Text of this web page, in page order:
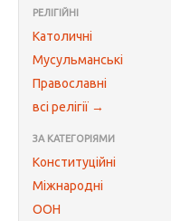
РЕЛІГІЙНІ
Католичні
Мусульманські
Православні
всі релігії →
ЗА КАТЕГОРІЯМИ
Конституційні
Міжнародні
ООН